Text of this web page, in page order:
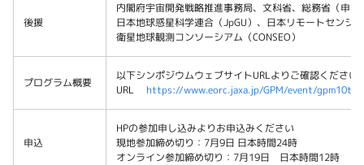
後援
内閣府宇宙開発戦略推進事務局、文科省、総務省（申請
日本地球惑星科学連合（JpGU）、日本リモートセンシ
衛星地球観測コンソーシアム（CONSEO）
プログラム概要
以下シンポジウムウェブサイトURLよりご確認ください
URL https://www.eorc.jaxa.jp/GPM/event/
申込
HPの参加申し込みよりお申込みください
現地参加締め切り：7月9日 日本時間24時
オンライン参加締め切り：7月19日 日本時間12時